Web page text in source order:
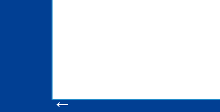
←